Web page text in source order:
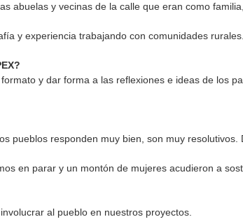
abuelas y vecinas de la calle que eran como
y experiencia trabajando con comunidades rurales.
y dar forma a las reflexiones e ideas de los
pueblos responden muy bien, son muy resolutivos.
en parar y un montón de mujeres acudieron a
al pueblo en nuestros proyectos.